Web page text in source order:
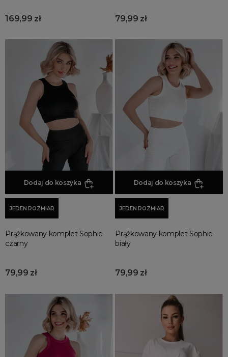
169,99 zł 79,99 zł
Dodaj do koszyka
JEDEN ROZMIAR
Prążkowany komplet Sophie
czarny
79,99 zł
Dodaj do koszyka
JEDEN ROZMIAR
Prążkowany komplet Sophie
biały
79,99 zł